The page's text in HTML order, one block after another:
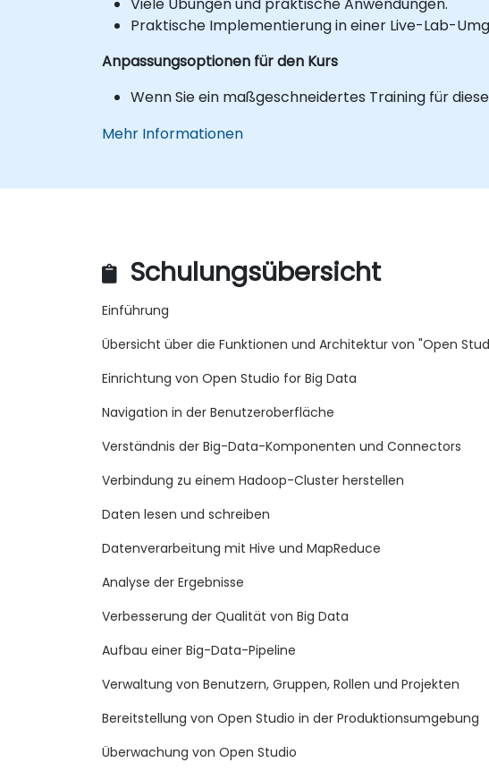
Praktische Implementierung in einer Live-Lab-
Anpassungsoptionen für den Kurs
Wenn Sie ein maßgeschneidertes Training für
Mehr Informationen
Schulungsübersicht
Einführung
Übersicht über die Funktionen und Architektur von "Open
Einrichtung von Open Studio for Big Data
Navigation in der Benutzeroberfläche
Verständnis der Big-Data-Komponenten und Connectors
Verbindung zu einem Hadoop-Cluster herstellen
Daten lesen und schreiben
Datenverarbeitung mit Hive und MapReduce
Analyse der Ergebnisse
Verbesserung der Qualität von Big Data
Aufbau einer Big-Data-Pipeline
Verwaltung von Benutzern, Gruppen, Rollen und Projekten
Bereitstellung von Open Studio in der Produktionsumgebung
Überwachung von Open Studio